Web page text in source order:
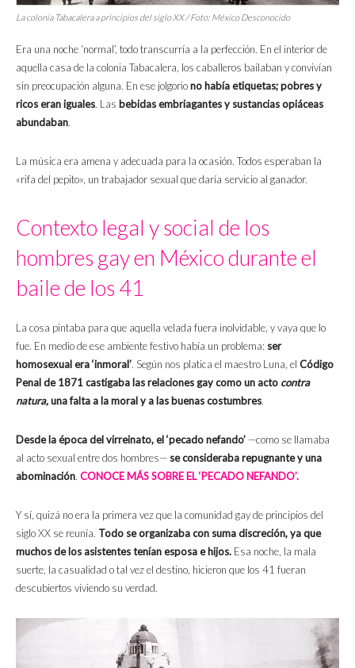
La colonia Tabacalera a principios del siglo XX / Foto: México Desconocido
Era una noche ‘normal’, todo transcurría a la perfección. En el interior de
aquella casa de la colonia Tabacalera, los caballeros bailaban y convivían
sin preocupación alguna. En ese jolgoriono había etiquetas; pobres y
ricos eran iguales. Las bebidas embriagantes y sustancias opiáceas
abundaban.
La música era amena y adecuada para la ocasión. Todos esperaban la
«rifa del pepito», un trabajador sexual que daría servicio al ganador.
Contexto legal y social de los
hombres gay en México durante el
baile de los 41
La cosa pintaba para que aquella velada fuera inolvidable, y vaya que lo
fue. En medio de ese ambiente festivo había un problema: ser
homosexual era ‘inmoral’. Según nos platica el maestro Luna, el Código
Penal de 1871 castigaba las relaciones gay como un acto contra
natura,una falta a la moral y a las buenas costumbres.
Desde la época del virreinato, el ‘pecado nefando’ —como se llamaba
al acto sexual entre dos hombres— se consideraba repugnante y una
abominación. CONOCE MÁS SOBRE EL ‘PECADO NEFANDO’.
Y sí, quizá no era la primera vez que la comunidad gay de principios del
siglo XX se reunía. Todo se organizaba con suma discreción, ya que
muchos de los asistentes tenían esposa e hijos. Esa noche, la mala
suerte, la casualidad o tal vez el destino, hicieron que los 41 fueran
descubiertos viviendo su verdad.